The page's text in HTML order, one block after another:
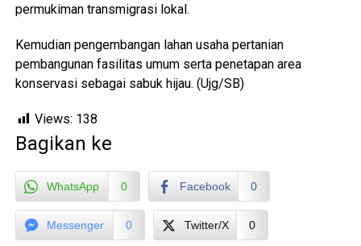
permukiman transmigrasi lokal.
Kemudian pengembangan lahan usaha pertanian
pembangunan fasilitas umum serta penetapan area
konservasi sebagai sabuk hijau. (Ujg/SB)
Views: 138
Bagikan ke
WhatsApp 0 Facebook 0
Messenger 0 Twitter/X 0